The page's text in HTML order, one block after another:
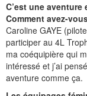
C’est une
Comment avez-
Caroline GAYE
participer au 4L
ma coéquipière qui
intéressé et j’ai
aventure comme ça.